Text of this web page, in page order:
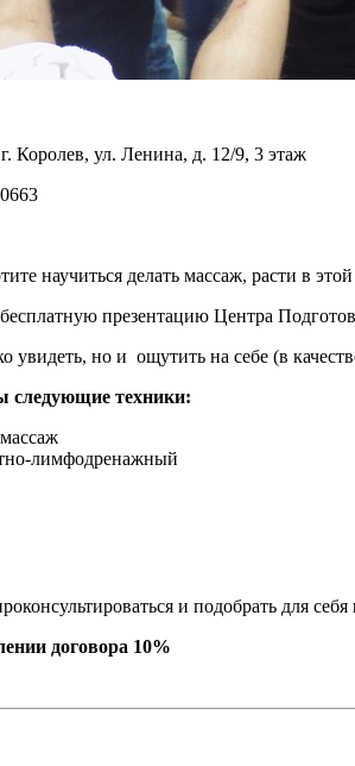
г. Королев, ул. Ленина, д. 12/9, 3 этаж
научиться делать массаж, расти в
презентацию Центра
увидеть, но и ощутить на себе (в
следующие техники:
лимфодренажный
и подобрать для
договора 10%